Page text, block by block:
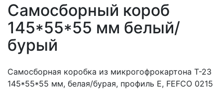
Самосборный короб
145*55*55 мм белый/
бурый
Самосборная коробка из микрогофрокартона Т-23
145*55*55 мм, белая/бурая, профиль Е, FEFCO 0215